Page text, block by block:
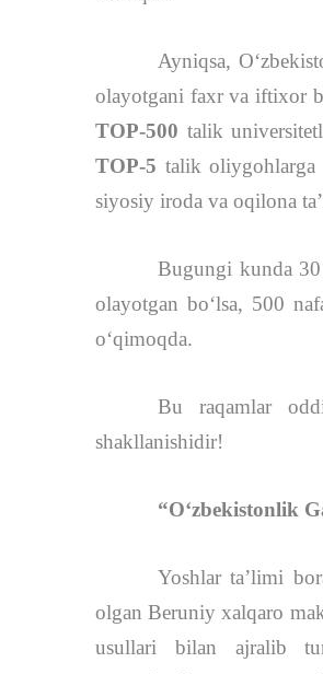
Ayniqsa,
olayotgani faxr va iftixor
TOP-500 talik
TOP-5 talik
siyosiy iroda va oqilona
Bugungi kunda
olayotgan boʻlsa, 500
o‘qimoqda.
Bu raqamlar
shakllanishidir!
“O‘zbekistonlik
Yoshlar taʼlimi
olgan Beruniy xalqaro
usullari bilan ajralib